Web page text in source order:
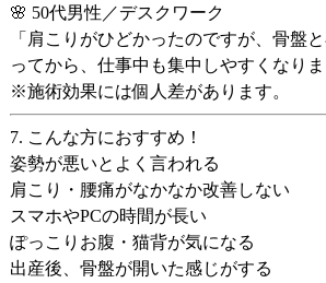
🌸 50代男性／デスクワーク
「肩こりがひどかったのですが、骨盤
ってから、仕事中も集中しやすくなりま
※施術効果には個人差があります。
7. こんな方におすすめ！
姿勢が悪いとよく言われる
肩こり・腰痛がなかなか改善しない
スマホやPCの時間が長い
ぽっこりお腹・猫背が気になる
出産後、骨盤が開いた感じがする